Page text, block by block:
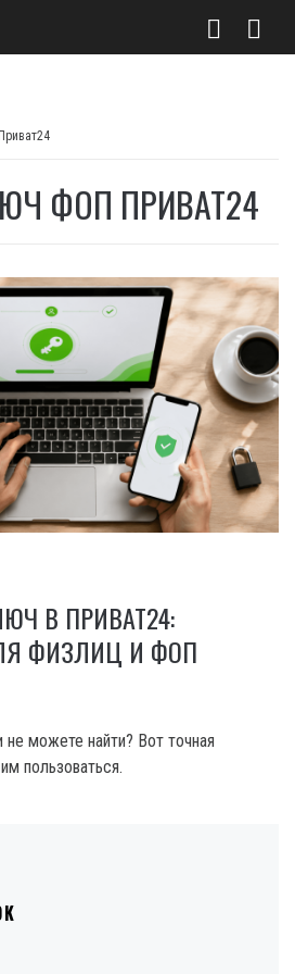
ФОП ПРИВАТ24
В ПРИВАТ24:
ФИЗЛИЦ И ФОП
можете найти? Вот точная
пользоваться.